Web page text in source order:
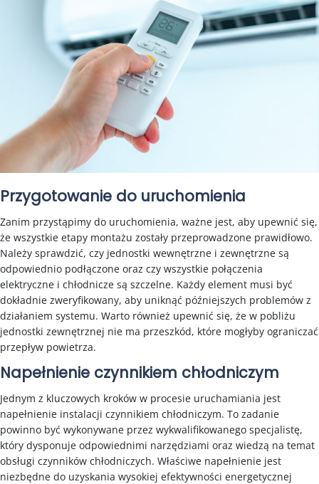
Przygotowanie do uruchomienia
Zanim przystąpimy do uruchomienia, ważne jest, aby upewnić się,
że wszystkie etapy montażu zostały przeprowadzone prawidłowo.
Należy sprawdzić, czy jednostki wewnętrzne i zewnętrzne są
odpowiednio podłączone oraz czy wszystkie połączenia
elektryczne i chłodnicze są szczelne. Każdy element musi być
dokładnie zweryfikowany, aby uniknąć późniejszych problemów z
działaniem systemu. Warto również upewnić się, że w pobliżu
jednostki zewnętrznej nie ma przeszkód, które mogłyby ograniczać
przepływ powietrza.
Napełnienie czynnikiem chłodniczym
Jednym z kluczowych kroków w procesie uruchamiania jest
napełnienie instalacji czynnikiem chłodniczym. To zadanie
powinno być wykonywane przez wykwalifikowanego specjalistę,
który dysponuje odpowiednimi narzędziami oraz wiedzą na temat
obsługi czynników chłodniczych. Właściwe napełnienie jest
niezbędne do uzyskania wysokiej efektywności energetycznej